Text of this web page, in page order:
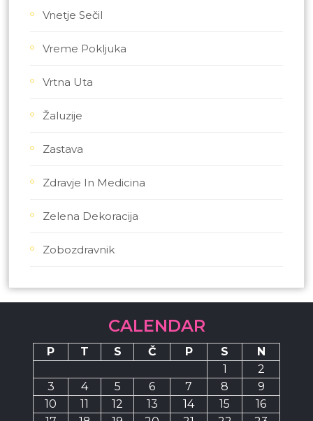
Vnetje Sečil
Vreme Pokljuka
Vrtna Uta
Žaluzije
Zastava
Zdravje In Medicina
Zelena Dekoracija
Zobozdravnik
CALENDAR
P T S Č P S
N
1
2
3
4 5 6 7 8
9
10
11 12 13 14 15
16